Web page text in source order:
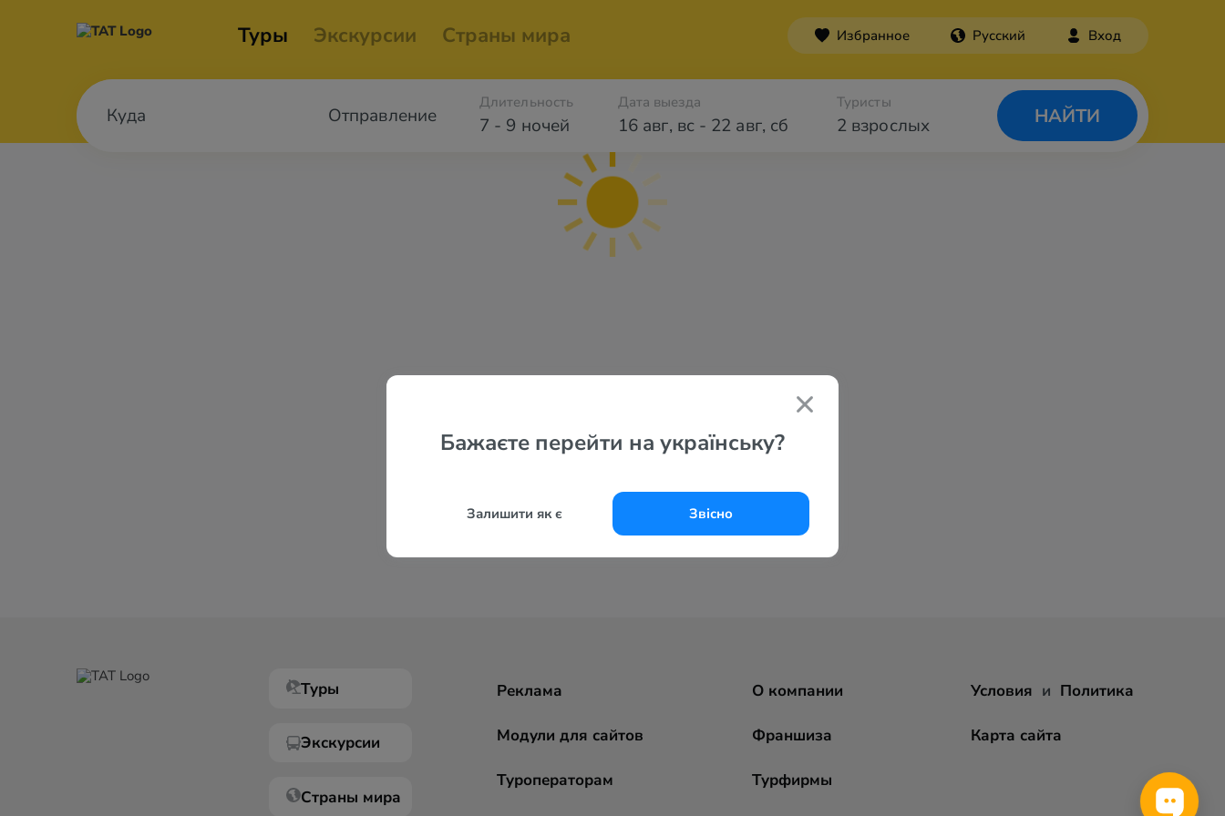
Туры Экскурсии Страны мира Избранное Русский Вход
Отправление 7 - 9 ночей
Длительность Дата выезда
16 авг, вс- 22 авг, сб 2 взрослых
Туристы
НАЙТИ
Бажаєте перейти на українську?
Залишити як є Звісно
Туры
Экскурсии
Страны мира
Реклама
Модули для сайтов
Туроператорам
О компании
Франшиза
Турфирмы
Условия и Политика
Карта сайта